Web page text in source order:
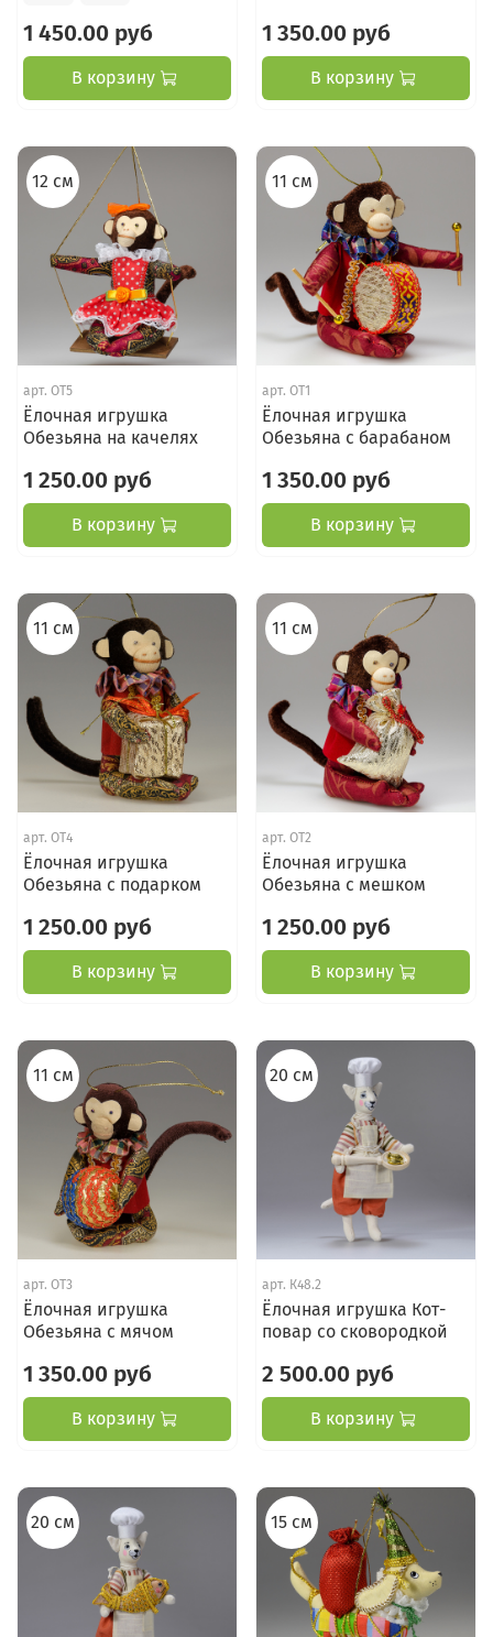
1 450.00 руб
В корзину
1 350.00 руб
В корзину
12 см
арт. ОТ5
Ёлочная игрушка
Обезьяна на качелях
1 250.00 руб
В корзину
11 см
арт. ОТ1
Ёлочная игрушка
Обезьяна с барабаном
1 350.00 руб
В корзину
11 см
арт. ОТ4
Ёлочная игрушка
Обезьяна с подарком
1 250.00 руб
В корзину
11 см
арт. ОТ2
Ёлочная игрушка
Обезьяна с мешком
1 250.00 руб
В корзину
11 см
арт. ОТ3
Ёлочная игрушка
Обезьяна с мячом
1 350.00 руб
В корзину
20 см
арт. К48.2
Ёлочная игрушка Кот-
повар со сковородкой
2 500.00 руб
В корзину
20 см 15 см